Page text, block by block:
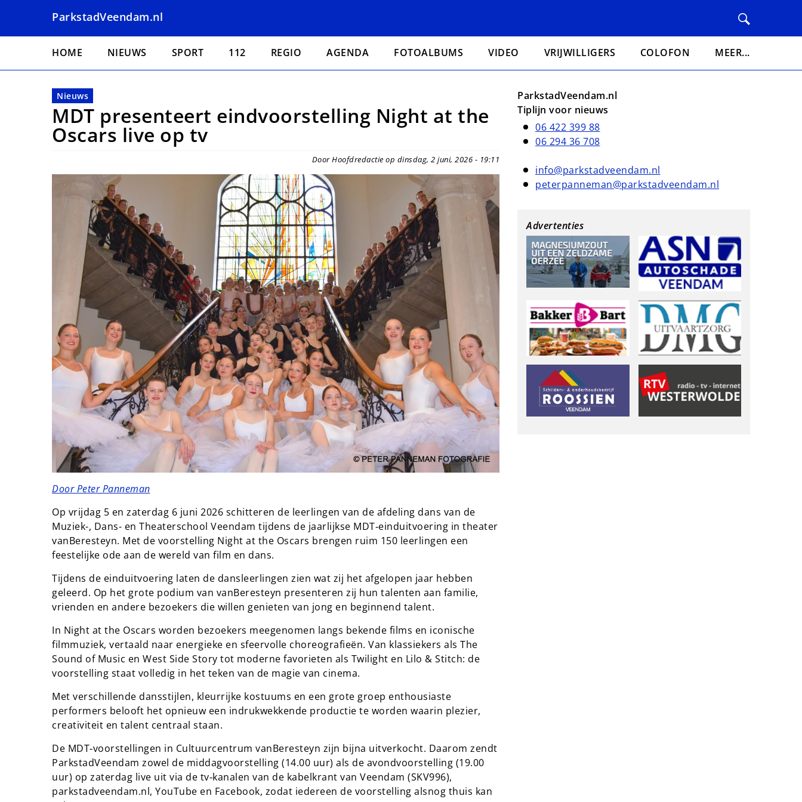
naar
ParkstadVeendam.nl
Hoofdnavigatie
HOME NIEUWS SPORT 112 REGIO AGENDA FOTOALBUMS VIDEO VRIJWILLIGERS COLOFON MEER...
Nieuws
MDT presenteert eindvoorstelling Night at the
Oscars live op tv
Door Hoofdredactie op dinsdag, 2 juni, 2026 - 19:11
Door Peter Panneman
Op vrijdag 5 en zaterdag 6 juni 2026 schitteren de leerlingen van de afdeling dans van de
Muziek-, Dans- en Theaterschool Veendam tijdens de jaarlijkse MDT‑einduitvoering in theater
vanBeresteyn. Met de voorstelling Night at the Oscars brengen ruim 150 leerlingen een
feestelijke ode aan de wereld van film en dans.
Tijdens de einduitvoering laten de dansleerlingen zien wat zij het afgelopen jaar hebben
geleerd. Op het grote podium van vanBeresteyn presenteren zij hun talenten aan familie,
vrienden en andere bezoekers die willen genieten van jong en beginnend talent.
In Night at the Oscars worden bezoekers meegenomen langs bekende films en iconische
filmmuziek, vertaald naar energieke en sfeervolle choreografieën. Van klassiekers als The
Sound of Music en West Side Story tot moderne favorieten als Twilight en Lilo & Stitch: de
voorstelling staat volledig in het teken van de magie van cinema.
Met verschillende dansstijlen, kleurrijke kostuums en een grote groep enthousiaste
performers belooft het opnieuw een indrukwekkende productie te worden waarin plezier,
creativiteit en talent centraal staan.
De MDT‑voorstellingen in Cultuurcentrum vanBeresteyn zijn bijna uitverkocht. Daarom zendt
ParkstadVeendam zowel de middagvoorstelling (14.00 uur) als de avondvoorstelling (19.00
uur) op zaterdag live uit via de tv‑kanalen van de kabelkrant van Veendam (SKV996),
parkstadveendam.nl, YouTube en Facebook, zodat iedereen de voorstelling alsnog thuis kan
ParkstadVeendam.nl
Tiplijn voor nieuws
06 422 399 88
06 294 36 708
info@parkstadveendam.nl
peterpanneman@parkstadveendam.nl
Advertenties